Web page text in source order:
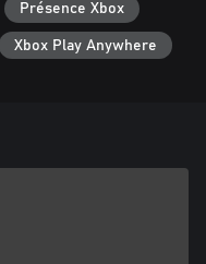
Présence Xbox
Xbox Play Anywhere